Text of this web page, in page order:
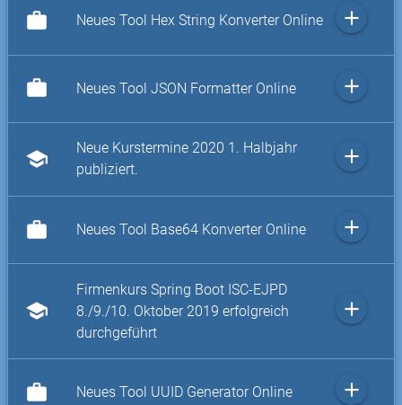
work Neues Tool Hex String Konverter Online add
work Neues Tool JSON Formatter Online add
school
Neue Kurstermine 2020 1. Halbjahr
publiziert.
add
work Neues Tool Base64 Konverter Online add
school
Firmenkurs Spring Boot ISC-EJPD
8./9./10. Oktober 2019 erfolgreich
durchgeführt
add
work Neues Tool UUID Generator Online add